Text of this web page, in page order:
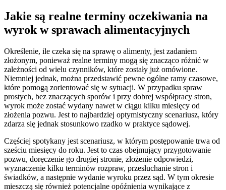
Jakie są realne terminy oczekiwania na
wyrok w sprawach alimentacyjnych
Określenie, ile czeka się na sprawę o alimenty, jest zadaniem
złożonym, ponieważ realne terminy mogą się znacząco różnić w
zależności od wielu czynników, które zostały już omówione.
Niemniej jednak, można przedstawić pewne ogólne ramy czasowe,
które pomogą zorientować się w sytuacji. W przypadku spraw
prostych, bez znaczących sporów i przy dobrej współpracy stron,
wyrok może zostać wydany nawet w ciągu kilku miesięcy od
złożenia pozwu. Jest to najbardziej optymistyczny scenariusz, który
zdarza się jednak stosunkowo rzadko w praktyce sądowej.
Częściej spotykany jest scenariusz, w którym postępowanie trwa od
sześciu miesięcy do roku. Jest to czas obejmujący przygotowanie
pozwu, doręczenie go drugiej stronie, złożenie odpowiedzi,
wyznaczenie kilku terminów rozpraw, przesłuchanie stron i
świadków, a następnie wydanie wyroku przez sąd. W tym okresie
mieszczą się również potencjalne opóźnienia wynikające z